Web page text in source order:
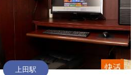
上田駅